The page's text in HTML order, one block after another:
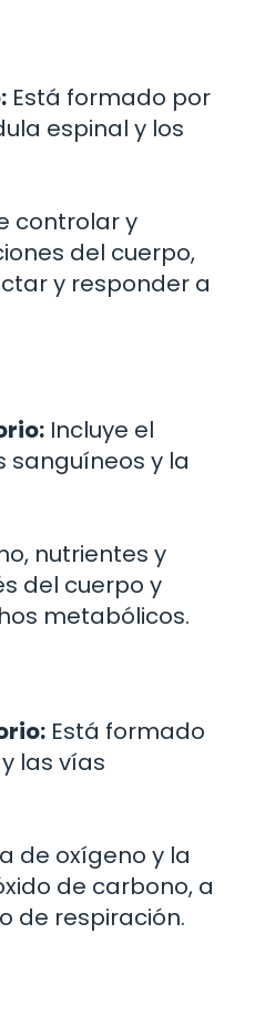
Está formado por
espinal y los
controlar y
del cuerpo,
y responder a
Incluye el
sanguíneos y la
nutrientes y
del cuerpo y
metabólicos.
Está formado
las vías
de oxígeno y la
de carbono, a
de respiración.